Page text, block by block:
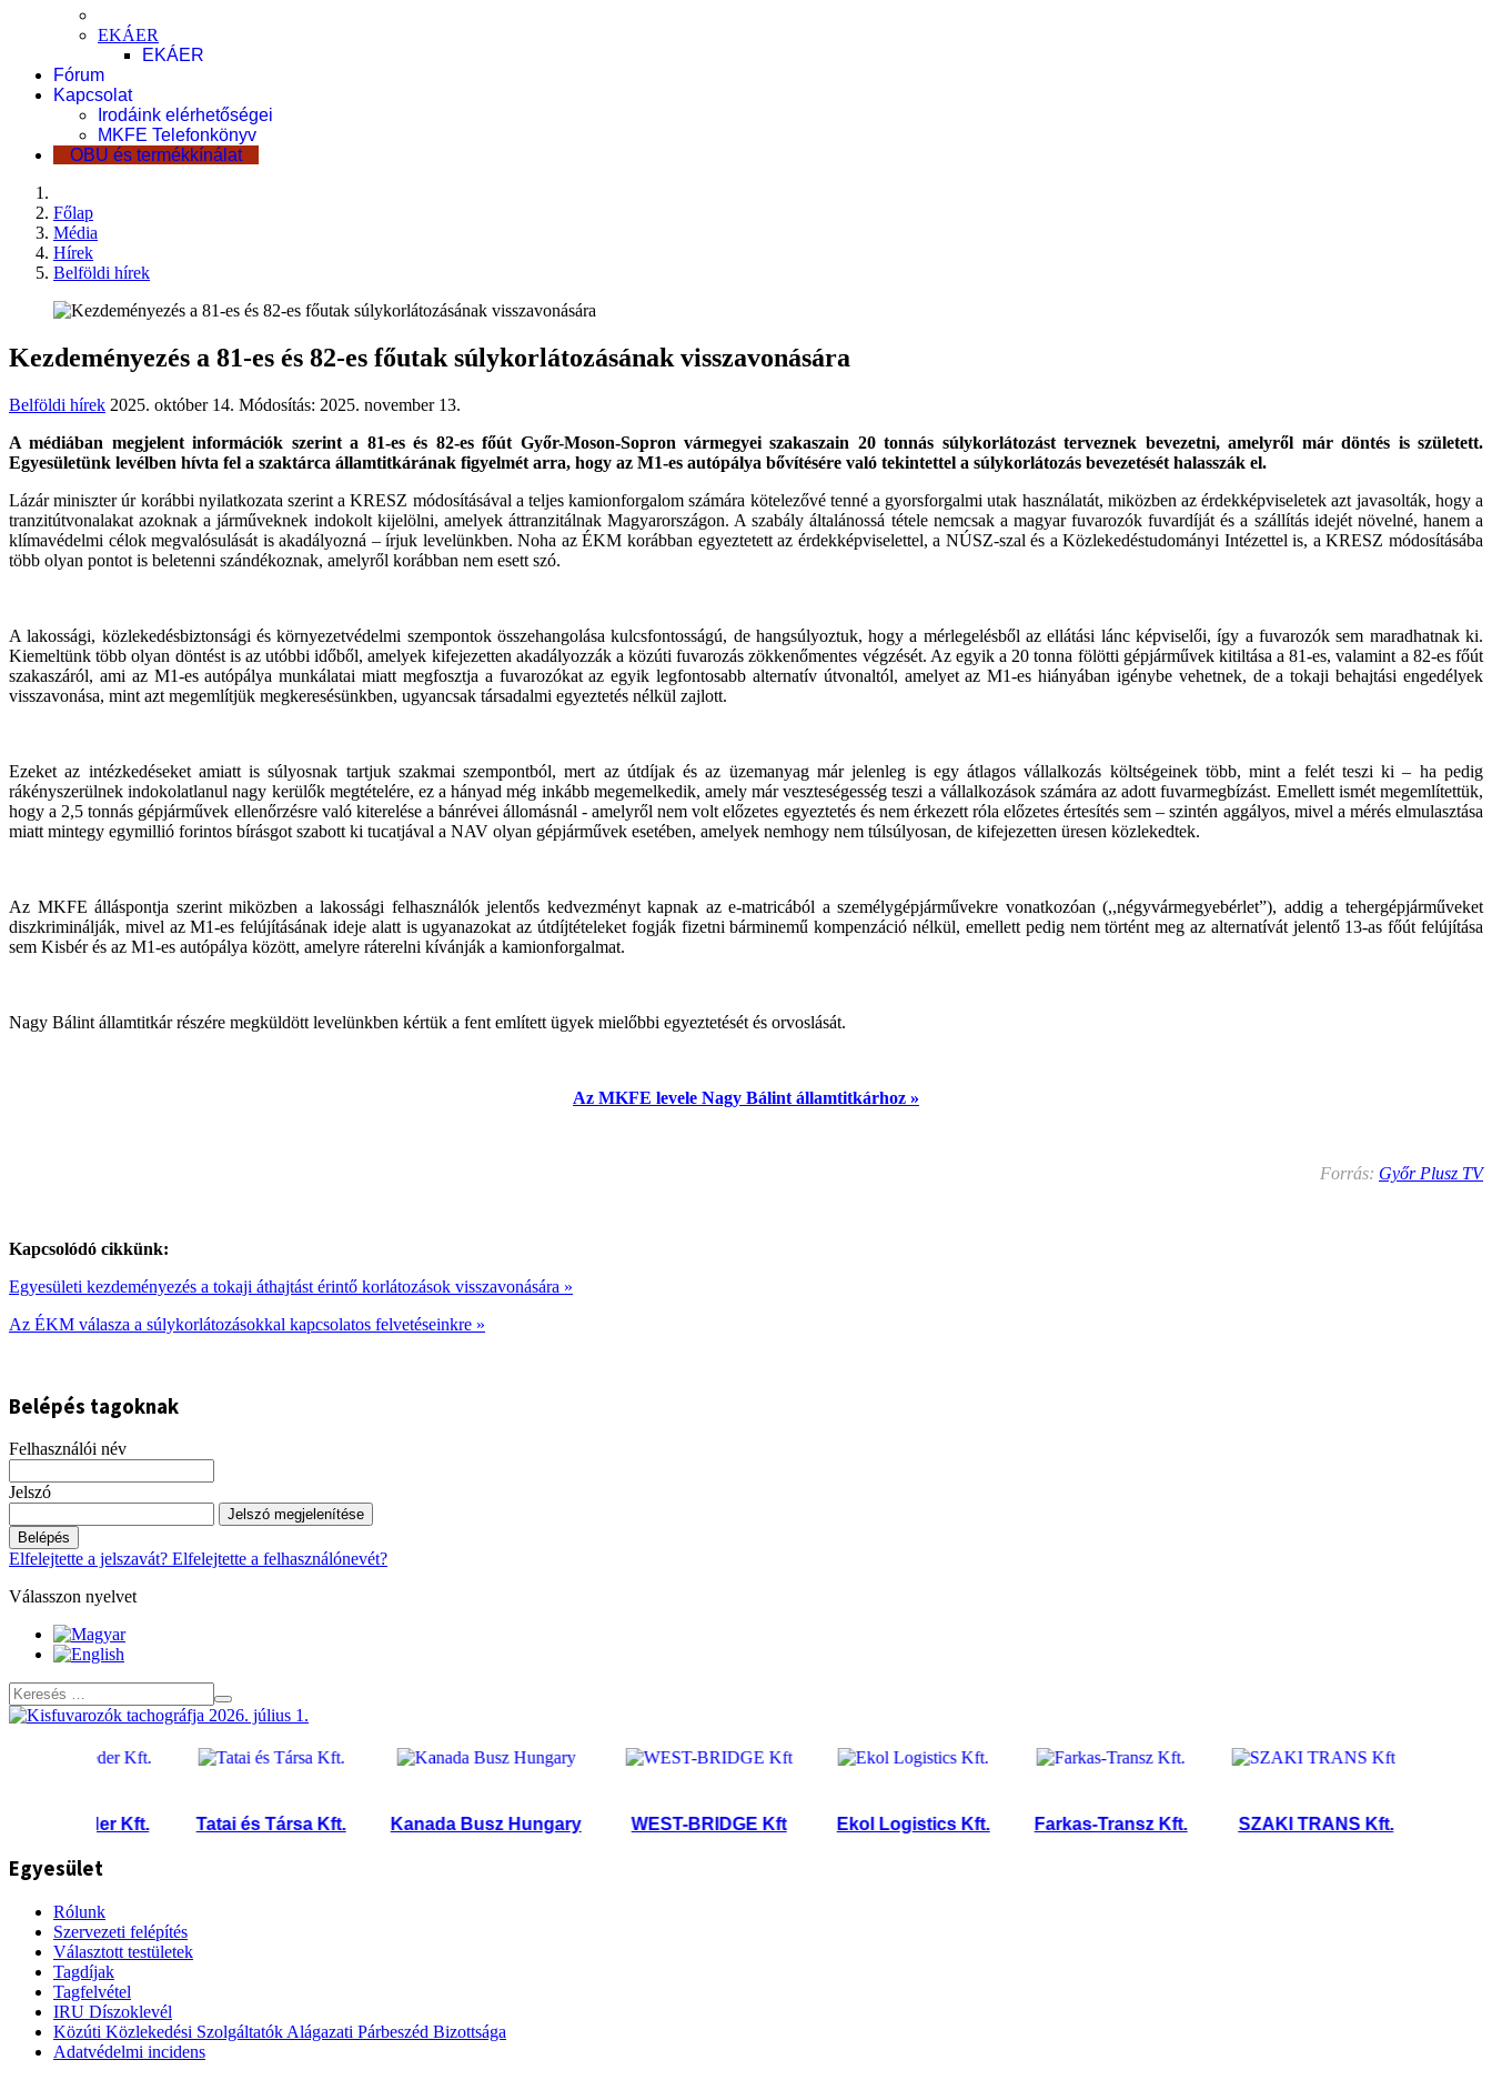
EKÁER
EKÁER
Fórum
Kapcsolat
Irodáink elérhetőségei
MKFE Telefonkönyv
OBU és termékkínálat
Főlap
Média
Hírek
Belföldi hírek
Kezdeményezés a 81-es és 82-es főutak súlykorlátozásának visszavonására
Belföldi hírek 2025. október 14. Módosítás: 2025. november 13.
A médiában megjelent információk szerint a 81-es és 82-es főút Győr-Moson-Sopron vármegyei szakaszain 20 tonnás súlykorlátozást terveznek bevezetni, amelyről már döntés is született.
Egyesületünk levélben hívta fel a szaktárca államtitkárának figyelmét arra, hogy az M1-es autópálya bővítésére való tekintettel a súlykorlátozás bevezetését halasszák el.
Lázár miniszter úr korábbi nyilatkozata szerint a KRESZ módosításával a teljes kamionforgalom számára kötelezővé tenné a gyorsforgalmi utak használatát, miközben az érdekképviseletek azt javasolták, hogy a
tranzitútvonalakat azoknak a járműveknek indokolt kijelölni, amelyek áttranzitálnak Magyarországon. A szabály általánossá tétele nemcsak a magyar fuvarozók fuvardíját és a szállítás idejét növelné, hanem a
klímavédelmi célok megvalósulását is akadályozná – írjuk levelünkben. Noha az ÉKM korábban egyeztetett az érdekképviselettel, a NÚSZ-szal és a Közlekedéstudományi Intézettel is, a KRESZ módosításába
több olyan pontot is beletenni szándékoznak, amelyről korábban nem esett szó.
A lakossági, közlekedésbiztonsági és környezetvédelmi szempontok összehangolása kulcsfontosságú, de hangsúlyoztuk, hogy a mérlegelésből az ellátási lánc képviselői, így a fuvarozók sem maradhatnak ki.
Kiemeltünk több olyan döntést is az utóbbi időből, amelyek kifejezetten akadályozzák a közúti fuvarozás zökkenőmentes végzését. Az egyik a 20 tonna fölötti gépjárművek kitiltása a 81-es, valamint a 82-es főút
szakaszáról, ami az M1-es autópálya munkálatai miatt megfosztja a fuvarozókat az egyik legfontosabb alternatív útvonaltól, amelyet az M1-es hiányában igénybe vehetnek, de a tokaji behajtási engedélyek
visszavonása, mint azt megemlítjük megkeresésünkben, ugyancsak társadalmi egyeztetés nélkül zajlott.
Ezeket az intézkedéseket amiatt is súlyosnak tartjuk szakmai szempontból, mert az útdíjak és az üzemanyag már jelenleg is egy átlagos vállalkozás költségeinek több, mint a felét teszi ki – ha pedig
rákényszerülnek indokolatlanul nagy kerülők megtételére, ez a hányad még inkább megemelkedik, amely már veszteségesség teszi a vállalkozások számára az adott fuvarmegbízást. Emellett ismét megemlítettük,
hogy a 2,5 tonnás gépjárművek ellenőrzésre való kiterelése a bánrévei állomásnál - amelyről nem volt előzetes egyeztetés és nem érkezett róla előzetes értesítés sem – szintén aggályos, mivel a mérés elmulasztása
miatt mintegy egymillió forintos bírásgot szabott ki tucatjával a NAV olyan gépjárművek esetében, amelyek nemhogy nem túlsúlyosan, de kifejezetten üresen közlekedtek.
Az MKFE álláspontja szerint miközben a lakossági felhasználók jelentős kedvezményt kapnak az e-matricából a személygépjárművekre vonatkozóan (,,négyvármegyebérlet”), addig a tehergépjárműveket
diszkriminálják, mivel az M1-es felújításának ideje alatt is ugyanazokat az útdíjtételeket fogják fizetni bárminemű kompenzáció nélkül, emellett pedig nem történt meg az alternatívát jelentő 13-as főút felújítása
sem Kisbér és az M1-es autópálya között, amelyre ráterelni kívánják a kamionforgalmat.
Nagy Bálint államtitkár részére megküldött levelünkben kértük a fent említett ügyek mielőbbi egyeztetését és orvoslását.
Az MKFE levele Nagy Bálint államtitkárhoz »
Forrás: Győr Plusz TV
Kapcsolódó cikkünk:
Egyesületi kezdeményezés a tokaji áthajtást érintő korlátozások visszavonására »
Az ÉKM válasza a súlykorlátozásokkal kapcsolatos felvetéseinkre »
Belépés tagoknak
Felhasználói név
Jelszó
Jelszó megjelenítése
Belépés
Elfelejtette a jelszavát? Elfelejtette a felhasználónevét?
Válasszon nyelvet
Zséder Kft. Tatai és Társa Kft. Kanada Busz Hungary WEST-BRIDGE Kft Ekol Logistics Kft. Farkas-Transz Kft. SZAKI TRANS Kft.
Egyesület
Rólunk
Szervezeti felépítés
Választott testületek
Tagdíjak
Tagfelvétel
IRU Díszoklevél
Közúti Közlekedési Szolgáltatók Alágazati Párbeszéd Bizottsága
Adatvédelmi incidens